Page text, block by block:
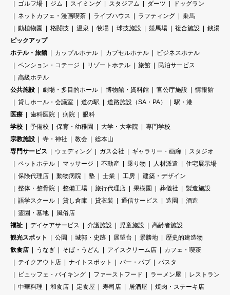
ゴルフ場
ジム スイミング スタジアム ダーツ
ドッグラン
ネットカフェ・漫画喫茶
ライブハウス ラフティング
乗馬
動植物園
格闘技 温泉 牧場 球技施設 競馬場 複合施設
銭湯
ピックアップ
ホテル・旅館
カップルホテル カプセルホテル
ビジネスホテル
ペンション・コテージ
リゾートホテル 旅館
民泊サービス
高級ホテル
公共施設
劇場・多目的ホール 博物館・資料館 官公庁施設
情報館
貸しホール・会議室
道の駅 道路施設（SA・PA）
駅・港
医療
歯科医院 病院
眼科
学校
予備校 保育・幼稚園 大学・大学院
専門学校
宗教施設
寺・神社 教会
総本山
専門サービス
ウェディング ガス会社 ギャラリー・画廊
スタジオ
ペットホテル
マッサージ 不動産 乗り物 人材派遣
住宅展示場
保険代理店
動物病院 塾 士業 工房
建築・デザイン
整体・整骨院
整備工場 旅行代理店 果樹園 葬儀社
製造施設
語学スクール
貸し倉庫 貸衣装 通信サービス 造園
酒造
霊園・墓地
風俗店
福祉
デイケアサービス 介護施設 児童施設
高齢者施設
観光スポット
公園 城郭・史跡 展望台 景勝地
歴史的建造物
飲食店
うなぎ そば・うどん アイスクリーム店
カフェ・喫茶
テイクアウト店
ナイトスポット バー・パブ
パスタ
ビュッフェ・バイキング
ファーストフード ラーメン屋
レストラン
中華料理
和食店 定食屋 寿司店 居酒屋 焼肉・ステーキ店